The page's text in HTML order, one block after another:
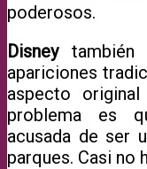
poderosos.
Disney
apariciones
aspecto
problema es
acusada de ser
parques. Casi no